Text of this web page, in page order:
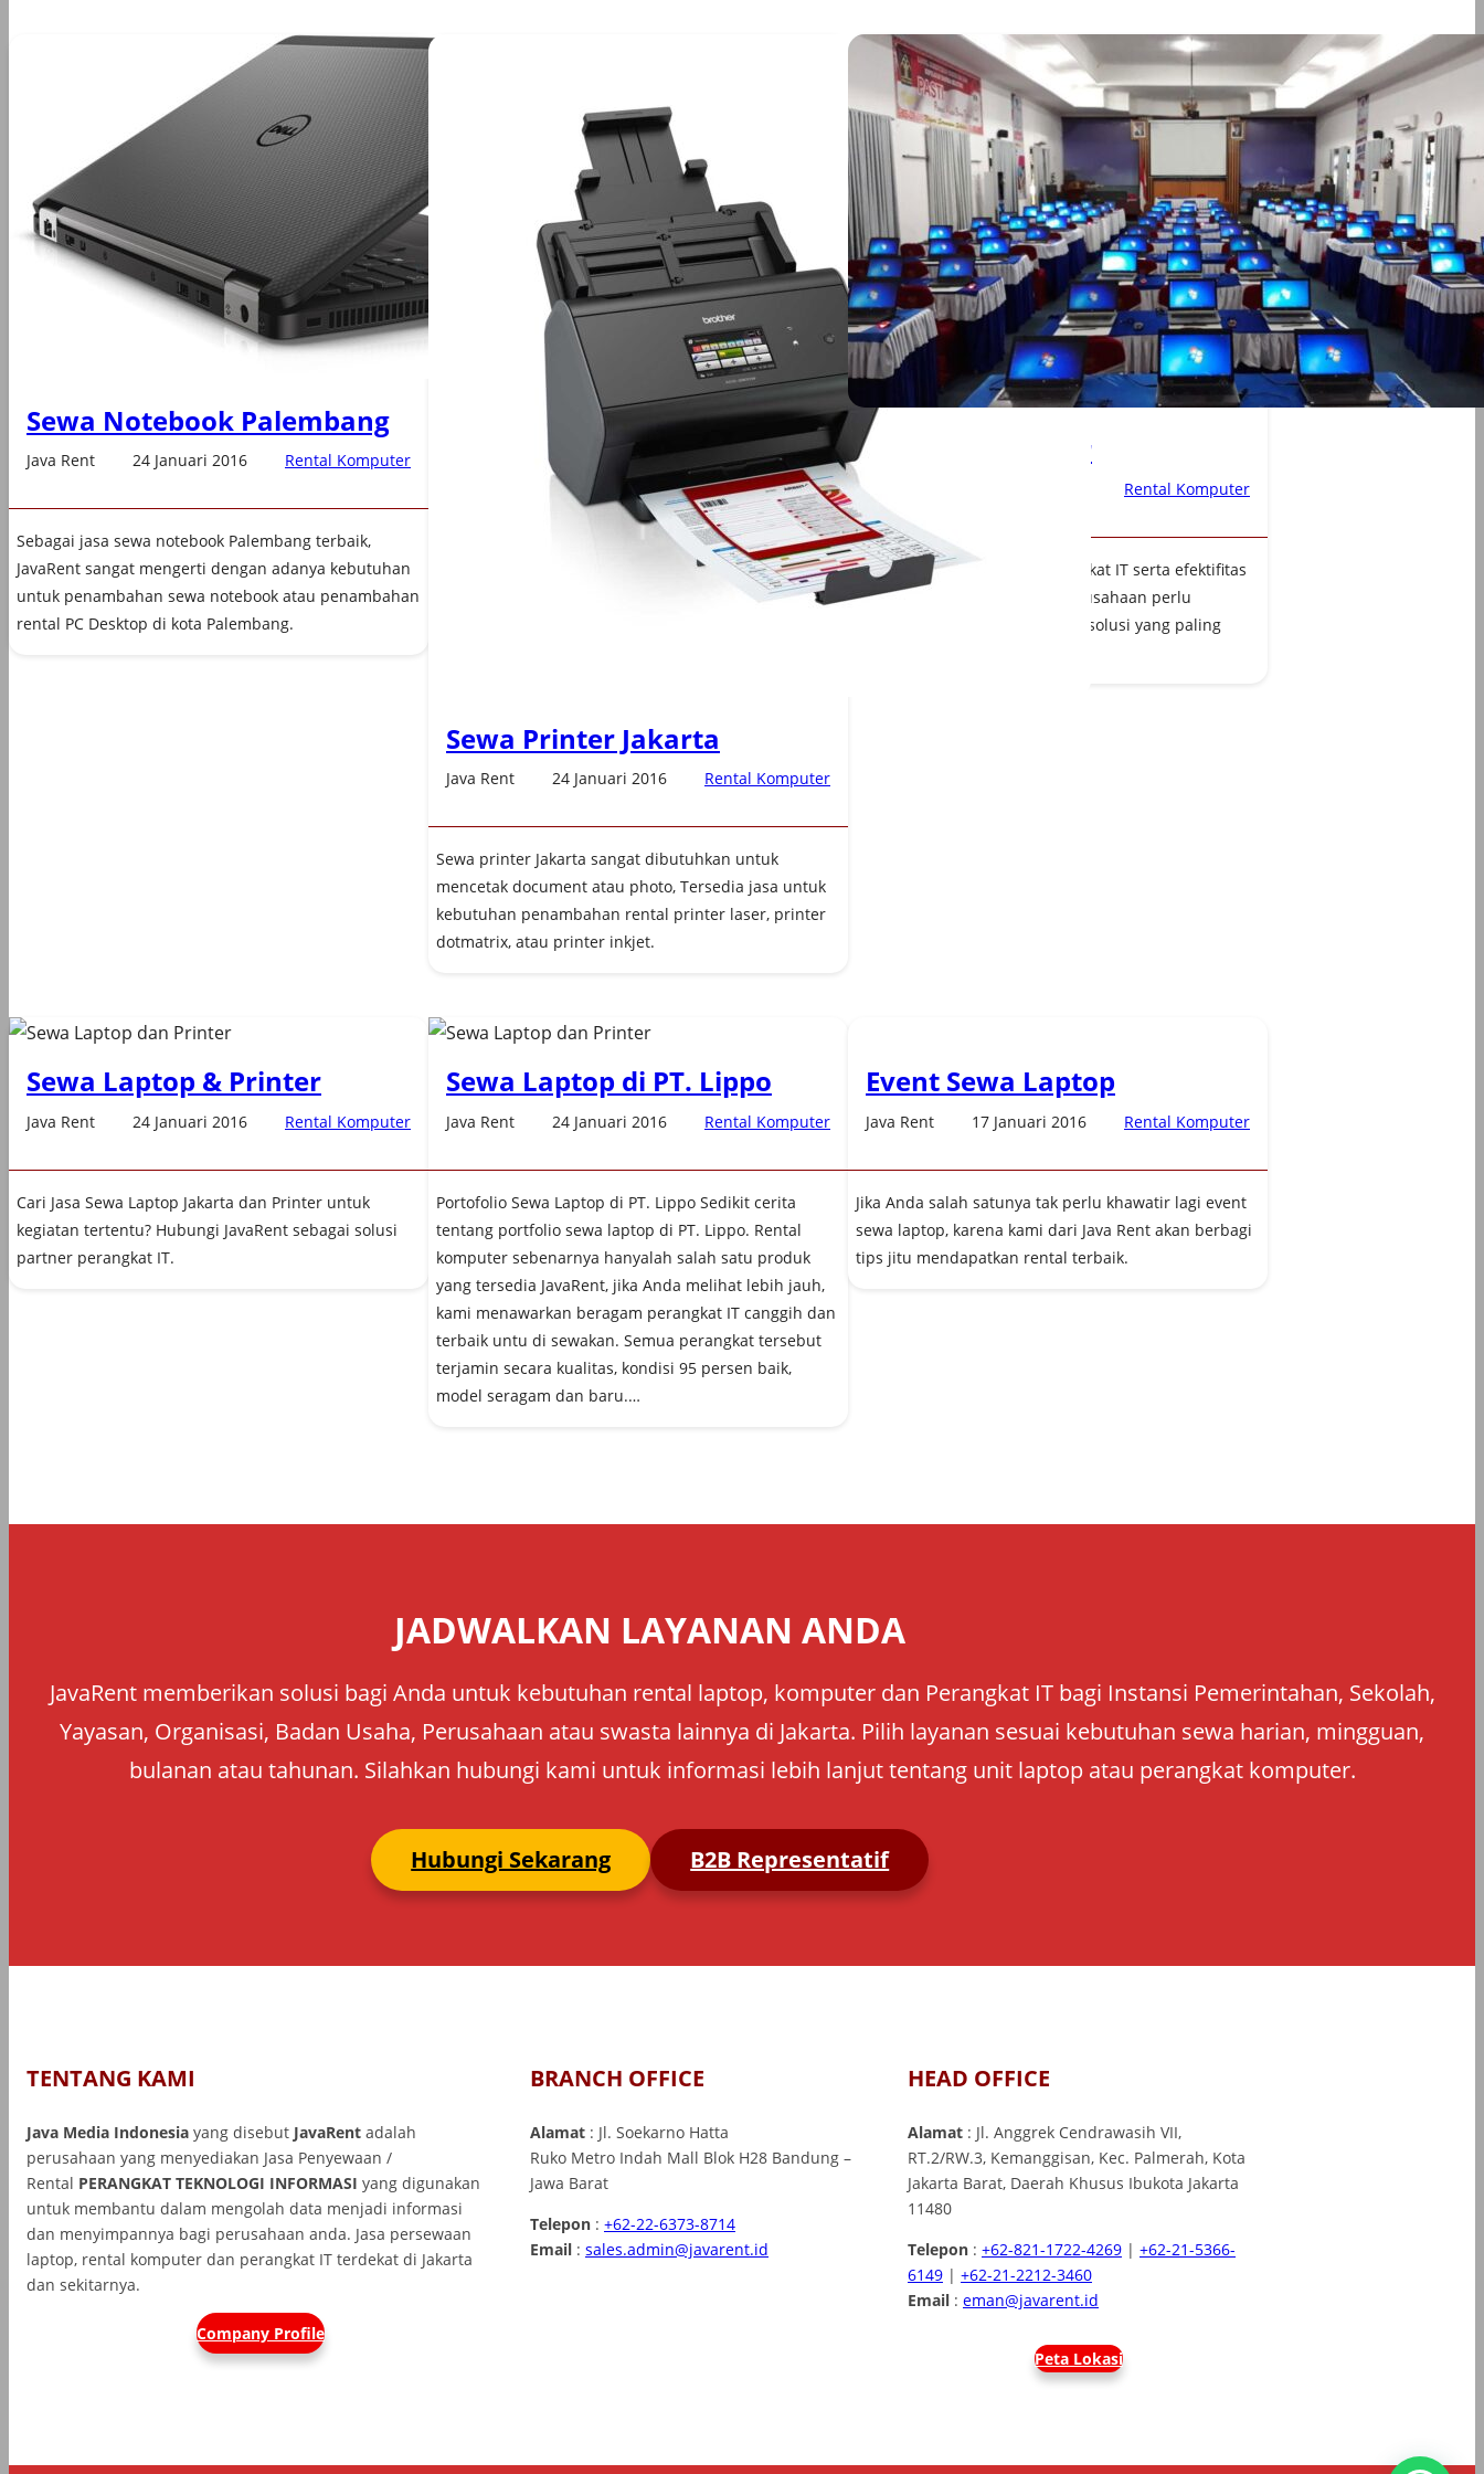
Sewa Notebook Palembang
Java Rent 24 Januari 2016 Rental Komputer
Sebagai jasa sewa notebook Palembang terbaik,
JavaRent sangat mengerti dengan adanya kebutuhan
untuk penambahan sewa notebook atau penambahan
rental PC Desktop di kota Palembang.
Sewa Printer Jakarta
Java Rent 24 Januari 2016 Rental Komputer
Sewa printer Jakarta sangat dibutuhkan untuk
mencetak document atau photo, Tersedia jasa untuk
kebutuhan penambahan rental printer laser, printer
dotmatrix, atau printer inkjet.
Rental Komputer
Rental Komputer
Kebutuhan anda dalam perangkat IT serta efektifitas
pengeluaran dan investasi perusahaan perlu
pertimbangan matang, berikut solusi yang paling
Sewa Laptop & Printer
Java Rent 24 Januari 2016 Rental Komputer
Cari Jasa Sewa Laptop Jakarta dan Printer untuk
kegiatan tertentu? Hubungi JavaRent sebagai solusi
partner perangkat IT.
Sewa Laptop di PT. Lippo
Java Rent 24 Januari 2016 Rental Komputer
Portofolio Sewa Laptop di PT. Lippo Sedikit cerita
tentang portfolio sewa laptop di PT. Lippo. Rental
komputer sebenarnya hanyalah salah satu produk
yang tersedia JavaRent, jika Anda melihat lebih jauh,
kami menawarkan beragam perangkat IT canggih dan
terbaik untu di sewakan. Semua perangkat tersebut
terjamin secara kualitas, kondisi 95 persen baik,
model seragam dan baru.…
Event Sewa Laptop
Java Rent 17 Januari 2016 Rental Komputer
Jika Anda salah satunya tak perlu khawatir lagi event
sewa laptop, karena kami dari Java Rent akan berbagi
tips jitu mendapatkan rental terbaik.
JADWALKAN LAYANAN ANDA
JavaRent memberikan solusi bagi Anda untuk kebutuhan rental laptop, komputer dan Perangkat IT bagi Instansi Pemerintahan, Sekolah,
Yayasan, Organisasi, Badan Usaha, Perusahaan atau swasta lainnya di Jakarta. Pilih layanan sesuai kebutuhan sewa harian, mingguan,
bulanan atau tahunan. Silahkan hubungi kami untuk informasi lebih lanjut tentang unit laptop atau perangkat komputer.
Hubungi Sekarang B2B Representatif
TENTANG KAMI
Java Media Indonesia yang disebut JavaRent adalah
perusahaan yang menyediakan Jasa Penyewaan /
Rental PERANGKAT TEKNOLOGI INFORMASI yang digunakan
untuk membantu dalam mengolah data menjadi informasi
dan menyimpannya bagi perusahaan anda. Jasa persewaan
laptop, rental komputer dan perangkat IT terdekat di Jakarta
dan sekitarnya.
Company Profile
BRANCH OFFICE
Alamat : Jl. Soekarno Hatta
Ruko Metro Indah Mall Blok H28 Bandung –
Jawa Barat
Telepon : +62-22-6373-8714
Email : sales.admin@javarent.id
HEAD OFFICE
Alamat : Jl. Anggrek Cendrawasih VII,
RT.2/RW.3, Kemanggisan, Kec. Palmerah, Kota
Jakarta Barat, Daerah Khusus Ibukota Jakarta
11480
Telepon : +62-821-1722-4269 | +62-21-5366-
6149 | +62-21-2212-3460
Email : eman@javarent.id
Peta Lokasi